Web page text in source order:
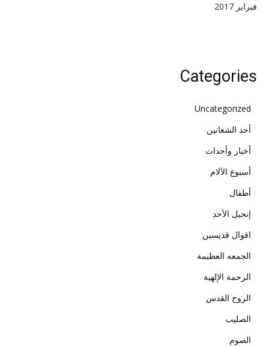
فبراير 2017
Categories
Uncategorized
أحد الشعانين
أخبار وأحداث
أسبوع الآلام
أطفال
إنجيل الأحد
اقوال قديسين
الجمعه العظيمة
الرحمة الإلهية
الروح القدس
الصليب
الصوم